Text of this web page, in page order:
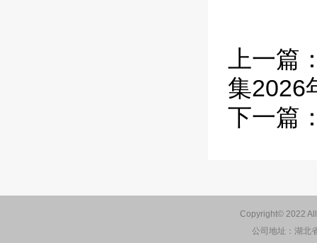
上一篇
集2026
下一篇
Copyright© 2022
公司地址：湖